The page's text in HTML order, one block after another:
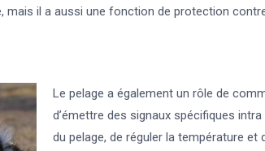
mais il a aussi une fonction de protection
Le pelage a également un rôle de
d’émettre des signaux spécifiques
du pelage, de réguler la température et